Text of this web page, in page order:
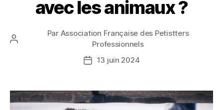
avec les animaux ?
Auteur
Par Association Française des Petistters
Professionnels
Date13 juin 2024